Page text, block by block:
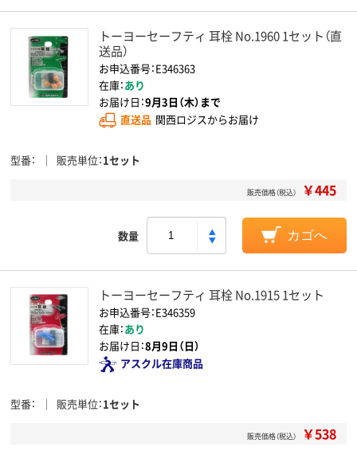
トーヨーセーフティ 耳栓 No.1960 1セット（直
送品）
お申込番号：E346363
在庫：あり
お届け日：9月3日（木）まで
直送品 関西ロジスからお届け
型番 販売単位 1セット
販売価格（税込） ￥445
数量 カゴへ
トーヨーセーフティ 耳栓 No.1915 1セット
お申込番号：E346359
在庫：あり
お届け日：8月9日（日）
アスクル在庫商品
型番 販売単位 1セット
販売価格（税込） ￥538